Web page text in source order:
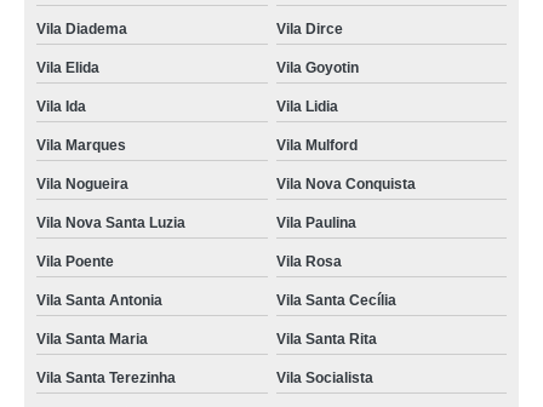
Vila Diadema Vila Dirce
Vila Elida Vila Goyotin
Vila Ida Vila Lidia
Vila Marques Vila Mulford
Vila Nogueira Vila Nova Conquista
Vila Nova Santa Luzia Vila Paulina
Vila Poente Vila Rosa
Vila Santa Antonia Vila Santa Cecília
Vila Santa Maria Vila Santa Rita
Vila Santa Terezinha Vila Socialista